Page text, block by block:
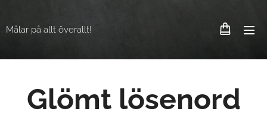
Målar på allt överallt!
Glömt lösenord